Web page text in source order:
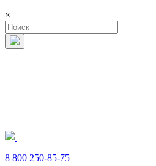
×
8 800 250-85-75